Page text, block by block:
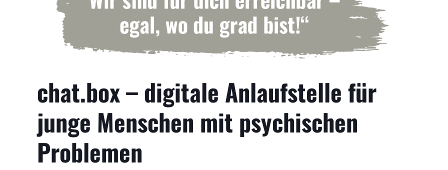
chat.box – digitale Anlaufstelle für
junge Menschen mit psychischen
Problemen